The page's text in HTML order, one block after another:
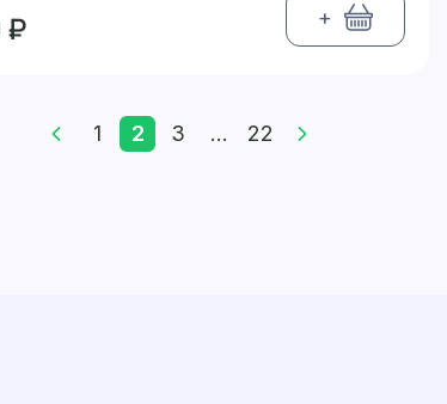
₽ +
1 2 3 ... 22